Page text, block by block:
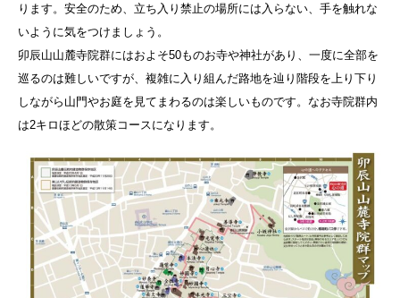
ります。安全のため、立ち入り禁止の場所には入らない、手を触れな
いように気をつけましょう。
卯辰山山麓寺院群にはおよそ50ものお寺や神社があり、一度に全部を
巡るのは難しいですが、複雑に入り組んだ路地を辿り階段を上り下り
しながら山門やお庭を見てまわるのは楽しいものです。なお寺院群内
は2キロほどの散策コースになります。